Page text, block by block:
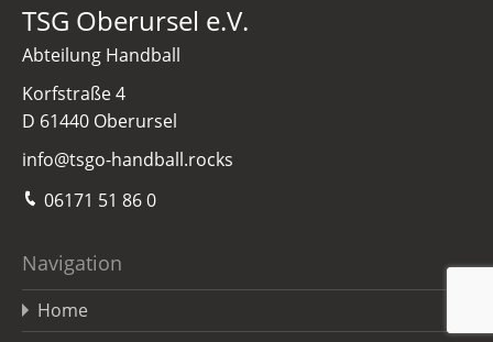
TSG Oberursel e.V.
Abteilung Handball
Korfstraße 4
D 61440 Oberursel
info@tsgo-handball.rocks
06171 51 86 0
Navigation
Home